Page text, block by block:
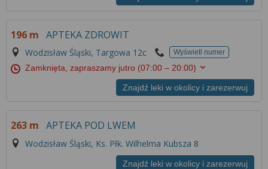
196 m APTEKA ZDROWIT
Wodzisław Śląski, Targowa 12c Wyświetl numer
Zamknięta, zapraszamy jutro (07:00 – 20:00)
Znajdź leki w okolicy i zarezerwuj
263 m APTEKA POD LWEM
Wodzisław Śląski, Ks. Płk. Wilhelma Kubsza 8
Znajdź leki w okolicy i zarezerwuj
Więcej informacji na temat wykorzystywania
znajdziesz wRegulaminie Serwisu